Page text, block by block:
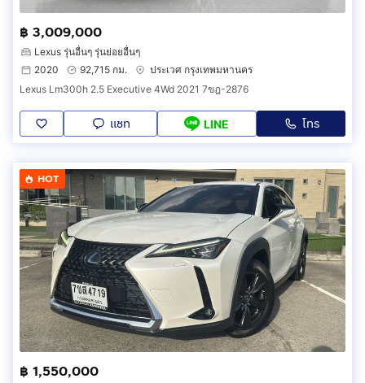
฿ 3,009,000
Lexus รุ่นอื่นๆ รุ่นย่อยอื่นๆ
2020
92,715 กม.
ประเวศ กรุงเทพมหานคร
Lexus Lm300h 2.5 Executive 4Wd 2021 7ขฎ-2876
แชท LINE โทร
HOT
฿ 1,550,000